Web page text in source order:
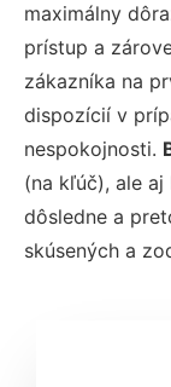
maximálny
prístup a
zákazníka na
dispozícií v
nespokojnosti.
(na kľúč), ale
dôsledne a
skúsených a